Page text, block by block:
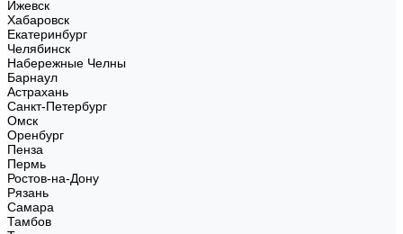
Ижевск
Хабаровск
Екатеринбург
Челябинск
Набережные Челны
Барнаул
Астрахань
Санкт-Петербург
Омск
Оренбург
Пенза
Пермь
Ростов-на-Дону
Рязань
Самара
Тамбов